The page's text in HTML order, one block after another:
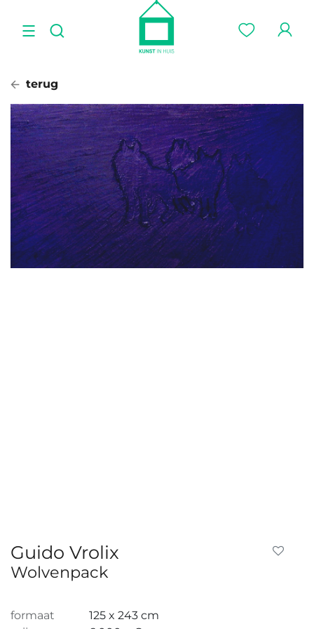
terug
Guido Vrolix
Wolvenpack
formaat
125 x 243 cm